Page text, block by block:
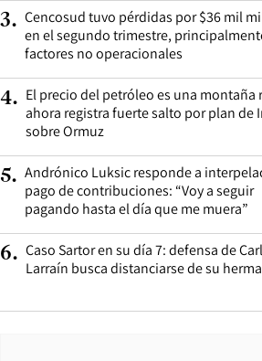
3. Cencosud tuvo pérdidas por $36 mil
en el segundo trimestre,
factores no operacionales
4. El precio del petróleo es una montaña
ahora registra fuerte salto por plan de
sobre Ormuz
5. Andrónico Luksic responde a
pago de contribuciones: “Voy a seguir
pagando hasta el día que me muera”
6. Caso Sartor en su día 7: defensa de
Larraín busca distanciarse de su